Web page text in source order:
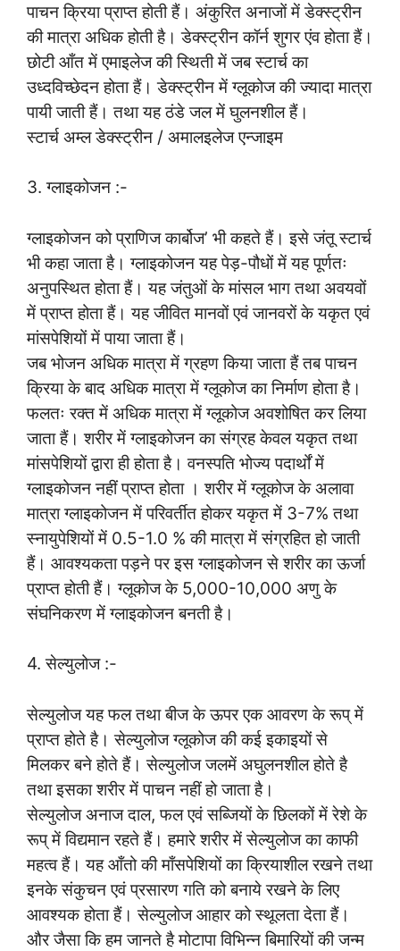
पाचन क्रिया प्राप्त होती हैं। अंकुरित अनाजों में डेक्स्ट्रीन
की मात्रा अधिक होती है। डेक्स्ट्रीन कॉर्न शुगर एंव होता हैं।
छोटी आँत में एमाइलेज की स्थिती में जब स्टार्च का
उध्दविच्छेदन होता हैं। डेक्स्ट्रीन में ग्लूकोज की ज्यादा मात्रा
पायी जाती हैं। तथा यह ठंडे जल में घुलनशील हैं।
स्टार्च अम्ल डेक्स्ट्रीन / अमालइलेज एन्जाइम
3. ग्लाइकोजन :-
ग्लाइकोजन को प्राणिज कार्बोज’ भी कहते हैं। इसे जंतू स्टार्च
भी कहा जाता है। ग्लाइकोजन यह पेड़-पौधों में यह पूर्णतः
अनुपस्थित होता हैं। यह जंतुओं के मांसल भाग तथा अवयवों
में प्राप्त होता हैं। यह जीवित मानवों एवं जानवरों के यकृत एवं
मांसपेशियों में पाया जाता हैं।
जब भोजन अधिक मात्रा में ग्रहण किया जाता हैं तब पाचन
क्रिया के बाद अधिक मात्रा में ग्लूकोज का निर्माण होता है।
फलतः रक्त में अधिक मात्रा में ग्लूकोज अवशोषित कर लिया
जाता हैं। शरीर में ग्लाइकोजन का संग्रह केवल यकृत तथा
मांसपेशियों द्वारा ही होता है। वनस्पति भोज्य पदार्थों में
ग्लाइकोजन नहीं प्राप्त होता । शरीर में ग्लूकोज के अलावा
मात्रा ग्लाइकोजन में परिवर्तीत होकर यकृत में 3-7% तथा
स्नायुपेशियों में 0.5-1.0 % की मात्रा में संग्रहित हो जाती
हैं। आवश्यकता पड़ने पर इस ग्लाइकोजन से शरीर का ऊर्जा
प्राप्त होती हैं। ग्लूकोज के 5,000-10,000 अणु के
संघनिकरण में ग्लाइकोजन बनती है।
4. सेल्युलोज :-
सेल्युलोज यह फल तथा बीज के ऊपर एक आवरण के रूप् में
प्राप्त होते है। सेल्युलोज ग्लूकोज की कई इकाइयों से
मिलकर बने होते हैं। सेल्युलोज जलमें अघुलनशील होते है
तथा इसका शरीर में पाचन नहीं हो जाता है।
सेल्युलोज अनाज दाल, फल एवं सब्जियों के छिलकों में रेशे के
रूप् में विद्यमान रहते हैं। हमारे शरीर में सेल्युलोज का काफी
महत्व हैं। यह आँतो की माँसपेशियों का क्रियाशील रखने तथा
इनके संकुचन एवं प्रसारण गति को बनाये रखने के लिए
आवश्यक होता हैं। सेल्युलोज आहार को स्थूलता देता हैं।
और जैसा कि हम जानते है मोटापा विभिन्न बिमारियों की जन्म